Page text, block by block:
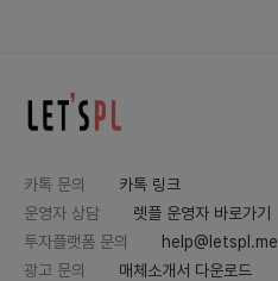
카톡 문의
카톡 링크
운영자 상담
렛플 운영자 바로가기
투자플랫폼 문의
help@letspl.me
광고 문의
매체소개서 다운로드